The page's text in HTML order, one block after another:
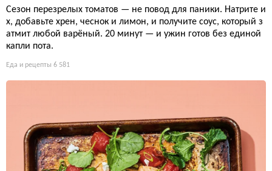
Сезон перезрелых томатов — не повод для паники. Натрите и
х, добавьте хрен, чеснок и лимон, и получите соус, который з
атмит любой варёный. 20 минут — и ужин готов без единой
капли пота.
Еда и рецепты 6 581